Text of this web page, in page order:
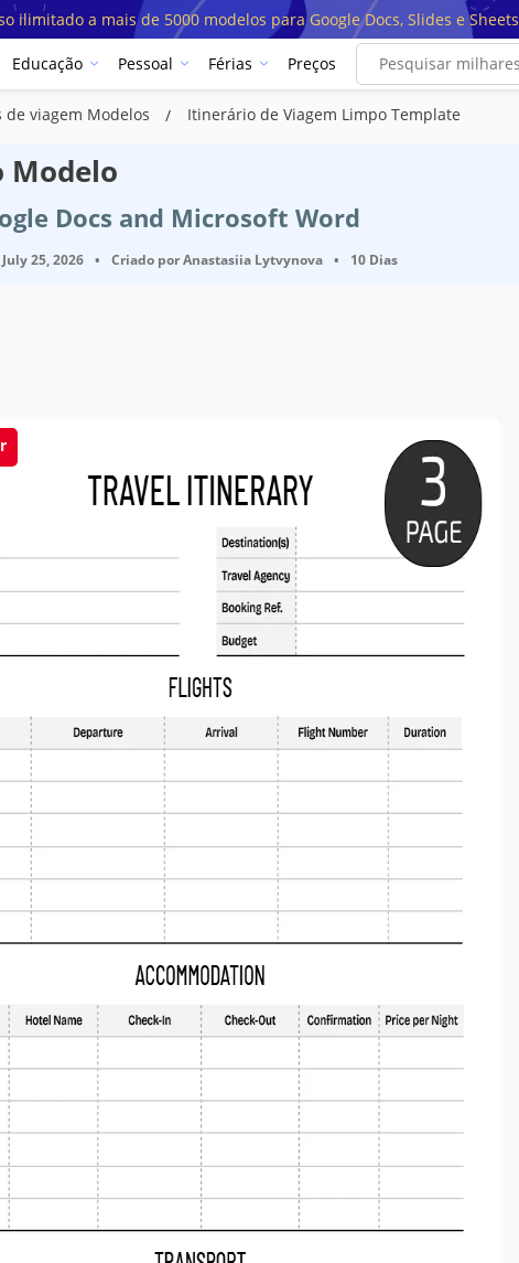
ilimitado a mais de 5000 modelos para Google Docs, Slides e Sheets
Educação Pessoal Férias Preços
viagem Modelos Itinerário de Viagem Limpo Template
Modelo
Docs and Microsoft Word
July 25, 2026 • Criado porAnastasiia Lytvynova • 10 Dias